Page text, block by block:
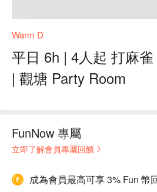
Warm D
平日 6h | 4人起 打麻
| 觀塘 Party Room
FunNow 專屬
立即了解會員專屬回饋
成為會員最高可享 3% Fun 幣